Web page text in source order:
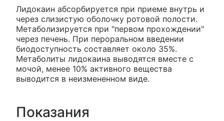
Лидокаин абсорбируется при приеме внутрь и
через слизистую оболочку ротовой полости.
Метаболизируется при "первом прохождении"
через печень. При пероральном введении
биодоступность составляет около 35%.
Метаболиты лидокаина выводятся вместе с
мочой, менее 10% активного вещества
выводится в неизмененном виде.
Показания